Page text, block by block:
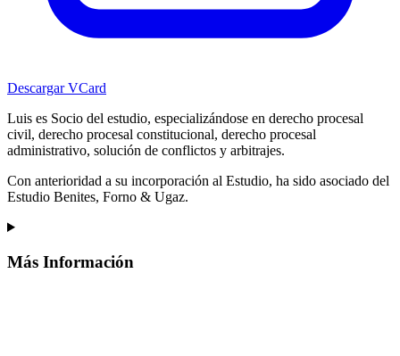
Descargar VCard
Luis es Socio del estudio, especializándose en derecho procesal
civil, derecho procesal constitucional, derecho procesal
administrativo, solución de conflictos y arbitrajes.
Con anterioridad a su incorporación al Estudio, ha sido asociado del
Estudio Benites, Forno & Ugaz.
Más Información